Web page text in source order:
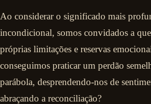
Ao considerar o significado mais
incondicional, somos convidados a
próprias limitações e reservas
conseguimos praticar um perdão
parábola, desprendendo-nos de
abraçando a reconciliação?